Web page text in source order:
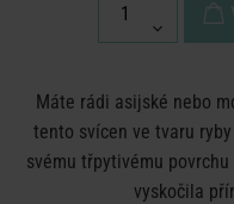
Máte rádi asijské nebo
tento svícen ve tvaru ryby
svému třpytivému
vyskočila